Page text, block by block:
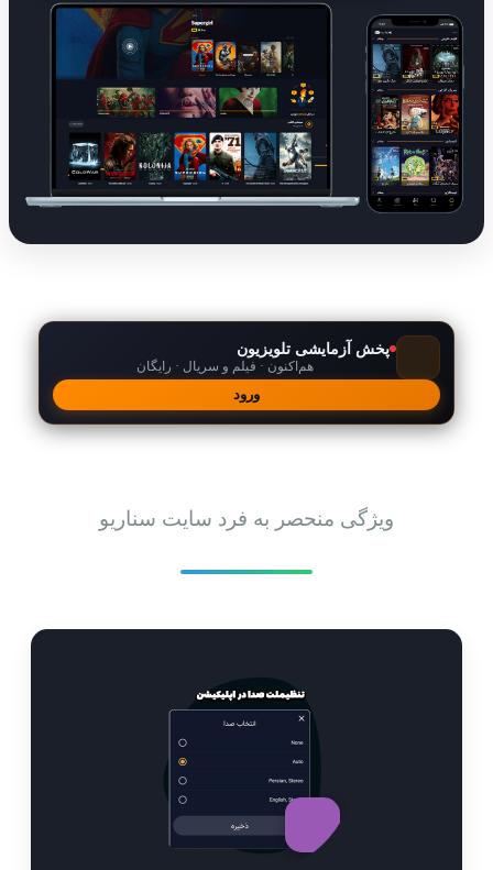
پخش آزمایشی تلویزیون
هم‌اکنون · فیلم و سریال · رایگان
ویژگی منحصر به فرد سایت سناریو